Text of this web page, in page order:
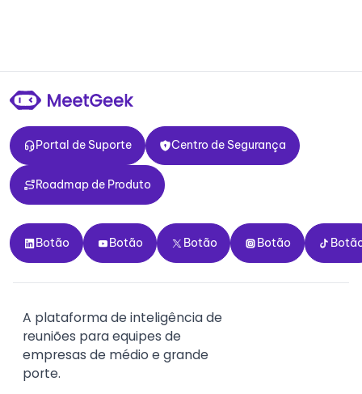
Portal de Suporte
Portal de Suporte
Centro de Segurança
Centro de Segurança
Roadmap de Produto
Roadmap de Produto
Botão
Botão
Botão
Botão
Botão
Botão
Botão
Botão Botão
A plataforma de inteligência de
reuniões para equipes de
empresas de médio e grande
porte.